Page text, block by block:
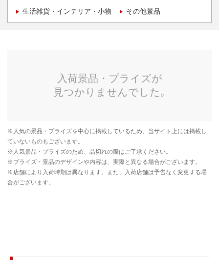
生活雑貨・インテリア・小物 その他景品